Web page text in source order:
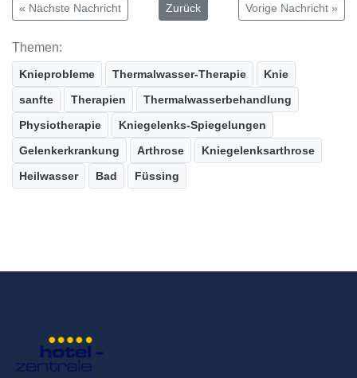
« Nächste Nachricht Zurück Vorige Nachricht »
Themen:
Knieprobleme Thermalwasser-Therapie
Knie
sanfte
Therapien
Thermalwasserbehandlung
Physiotherapie
Kniegelenks-Spiegelungen
Gelenkerkrankung
Arthrose
Kniegelenksarthrose
Heilwasser
Bad Füssing